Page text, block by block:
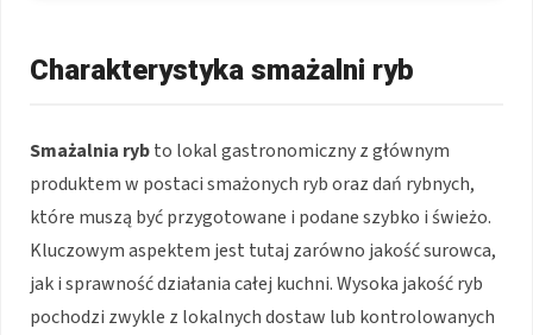
Charakterystyka smażalni ryb
Smażalnia rybto lokal gastronomiczny z głównym
produktem w postaci smażonych ryb oraz dań rybnych,
które muszą być przygotowane i podane szybko i świeżo.
Kluczowym aspektem jest tutaj zarówno jakość surowca,
jak i sprawność działania całej kuchni. Wysoka jakość ryb
pochodzi zwykle z lokalnych dostaw lub kontrolowanych